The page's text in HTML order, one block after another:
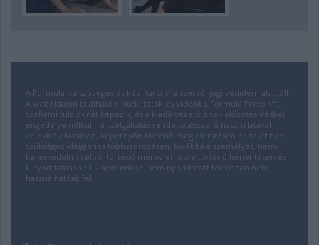
A Formula.hu szöveges és képi tartalma szerzői jogi védelem alatt áll.
A weboldalon található cikkek, fotók és videók a Formula Press Kft.
szellemi tulajdonát képezik, és a kiadó vezetőjének előzetes írásbeli
engedélye nélkül – a szolgáltatás rendeltetésszerű használatával
velejáró olvasáson, képernyőn történő megjelenítésen és az ehhez
szükséges ideiglenes többszörözésen, továbbá a személyes, nem-
kereskedelmi célból történő merevlemezre történő lementésen és
kinyomtatáson túl - sem online, sem nyomtatott formában nem
használhatóak fel.